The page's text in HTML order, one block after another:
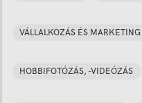
VÁLLALKOZÁS ÉS MARKETING
HOBBIFOTÓZÁS, -VIDEÓZÁS